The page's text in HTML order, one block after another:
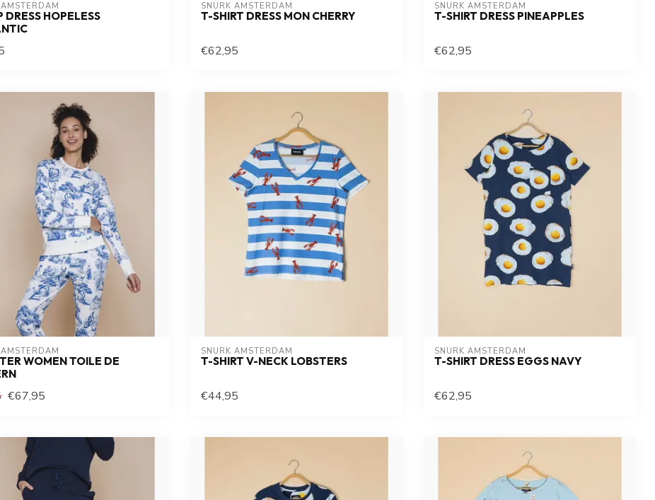
DRESS HOPELESS
SNURK AMSTERDAM
T-SHIRT DRESS MON CHERRY
€62,95
SNURK AMSTERDAM
T-SHIRT DRESS PINEAPPLES
€62,95
WOMEN TOILE DE
€67,95
SNURK AMSTERDAM
T-SHIRT V-NECK LOBSTERS
€44,95
SNURK AMSTERDAM
T-SHIRT DRESS EGGS NAVY
€62,95